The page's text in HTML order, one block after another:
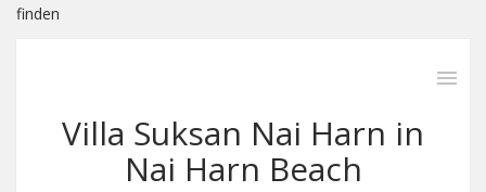
finden
Villa Suksan Nai Harn in
Nai Harn Beach